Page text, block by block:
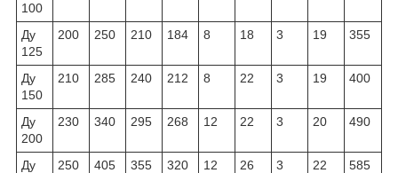
100
Ду
125
200 250 210 184 8 18 3 19 355
Ду
150
210 285 240 212 8 22 3 19 400
Ду
200
230 340 295 268 12 22 3 20 490
Ду
250 405 355 320 12 26 3 22 585